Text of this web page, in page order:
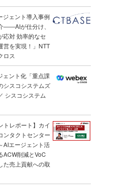
ジェント導入事例
――AIが仕分け、
応対 効率的なセ
営を実現！」NTT
ロス
ェント化「重点課
シスコシステムズ
シスコシステム
トレポート】カイ
ンタクトセンター
エージェント活
ACW削減とVoC
た売上貢献への取